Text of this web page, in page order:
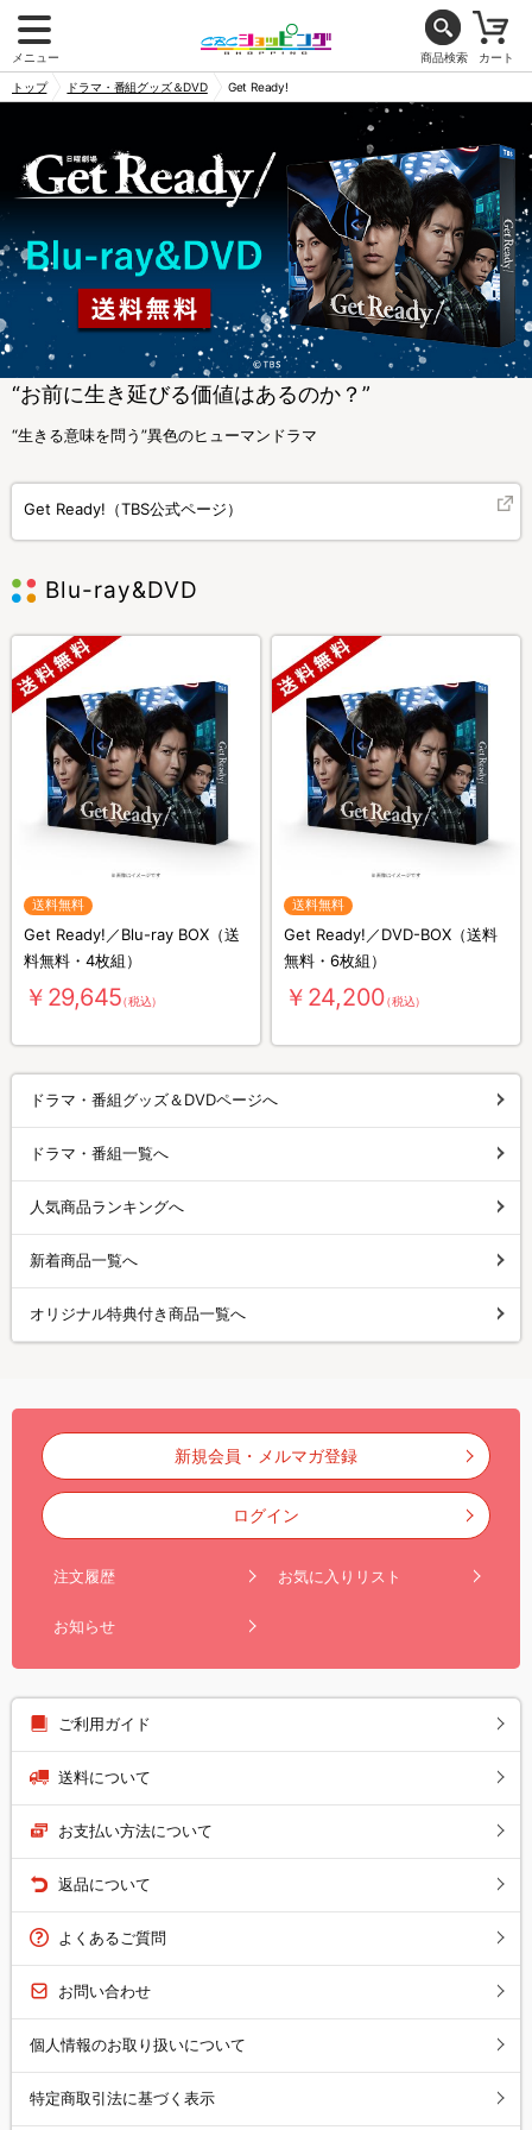
メニュー 商品検索 カート
トップ ドラマ・番組グッズ＆DVD Get Ready!
“お前に生き延びる価値はあるのか？”
“生きる意味を問う”異色のヒューマンドラマ
Get Ready!（TBS公式ページ）
Blu-ray&DVD
送料無料
Get Ready!／Blu-ray BOX（送
料無料・4枚組）
￥29,645（税込）
送料無料
Get Ready!／DVD-BOX（送料
無料・6枚組）
￥24,200（税込）
ドラマ・番組グッズ＆DVDページへ
ドラマ・番組一覧へ
人気商品ランキングへ
新着商品一覧へ
オリジナル特典付き商品一覧へ
新規会員・メルマガ登録
ログイン
注文履歴 お気に入りリスト
お知らせ
ご利用ガイド
送料について
お支払い方法について
返品について
よくあるご質問
お問い合わせ
個人情報のお取り扱いについて
特定商取引法に基づく表示